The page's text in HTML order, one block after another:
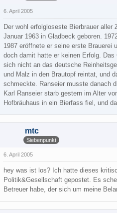
6. April 2005
Der wohl erfolgloseste Bierbrauer aller
Januar 1963 in Gladbeck geboren.
1987 eröffnete er seine erste Brauerei
doch damit hatte er keinen Erfolg.
sich nicht an das deutsche
und Malz in den Brautopf reintat, und
schmeckte. Ranseier musste danach
Karl Ranseier starb gestern im Alter
Hofbräuhaus in ein Bierfass fiel, und
mtc
Siebenpunkt
6. April 2005
hey was ist los? Ich hatte dieses
Politik&Gesellschaft gepostet. Es
Betreuer habe, der sich um meine